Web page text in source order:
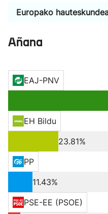
Europako
Añana
EAJ-PNV
EH Bildu
23.81%
PP
11.43%
PSE-EE (PSOE)